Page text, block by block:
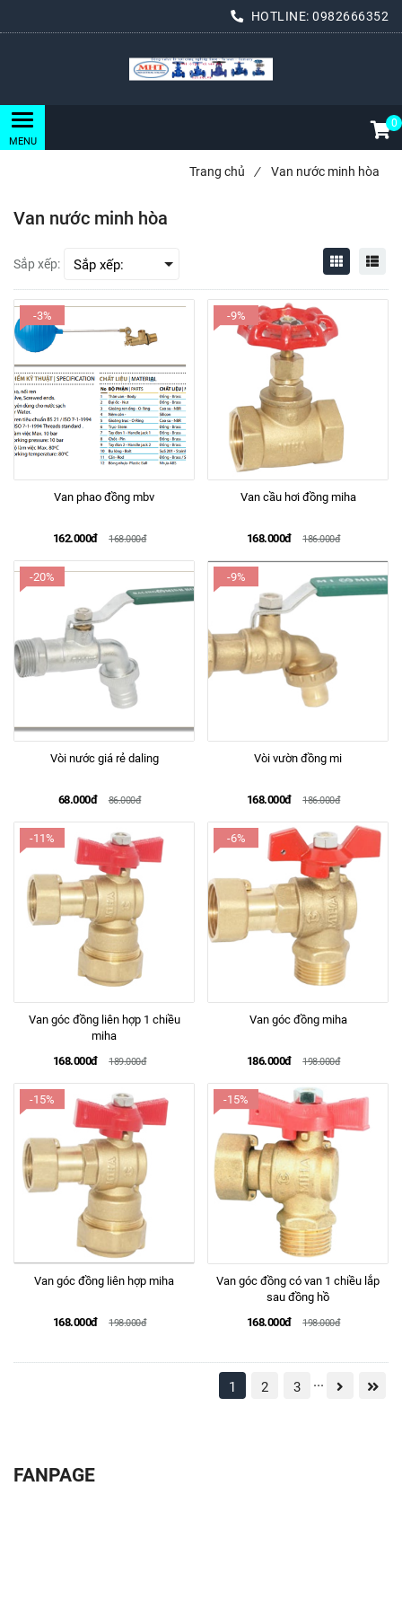
HOTLINE: 0982666352
0
Trang chủ / Van nước minh hòa
Van nước minh hòa
Sắp xếp:
-3%
Van phao đồng mbv
162.000đ 168.000đ
-9%
Van cầu hơi đồng miha
168.000đ 186.000đ
-20%
Vòi nước giá rẻ daling
68.000đ 86.000đ
-9%
Vòi vườn đồng mi
168.000đ 186.000đ
-11%
Van góc đồng liên hợp 1 chiều
miha
168.000đ
189.000đ
-6%
Van góc đồng miha
186.000đ 198.000đ
-15%
Van góc đồng liên hợp miha
168.000đ 198.000đ
-15%
Van góc đồng có van 1 chiều lắp
sau đồng hồ
168.000đ
198.000đ
1 2 3 ...
FANPAGE